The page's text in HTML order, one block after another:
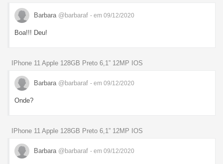
Barbara @barbaraf - em 09/12/2020
Boa!!! Deu!
IPhone 11 Apple 128GB Preto 6,1” 12MP IOS
Barbara @barbaraf - em 09/12/2020
Onde?
IPhone 11 Apple 128GB Preto 6,1” 12MP IOS
Barbara @barbaraf - em 09/12/2020